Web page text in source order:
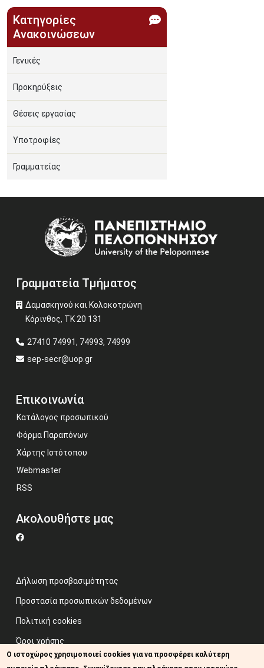
Κατηγορίες
Ανακοινώσεων
Γενικές
Προκηρύξεις
Θέσεις εργασίας
Υποτροφίες
Γραμματείας
Γραμματεία Τμήματος
Δαμασκηνού και Κολοκοτρώνη
Κόρινθος, ΤΚ 20 131
27410 74991, 74993, 74999
sep-secr@uop.gr
Επικοινωνία
Κατάλογος προσωπικού
Φόρμα Παραπόνων
Χάρτης Ιστότοπου
Webmaster
RSS
Ακολουθήστε μας
Δήλωση προσβασιμότητας
Προστασία προσωπικών δεδομένων
Πολιτική cookies
Όροι χρήσης
Προηγούμενος ιστότοπος
Ο ιστοχώρος χρησιμοποιεί cookies για να προσφέρει καλύτερη